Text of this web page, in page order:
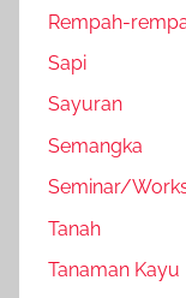
Rempah-
Sapi
Sayuran
Semangka
Seminar/
Tanah
Tanaman Kayu